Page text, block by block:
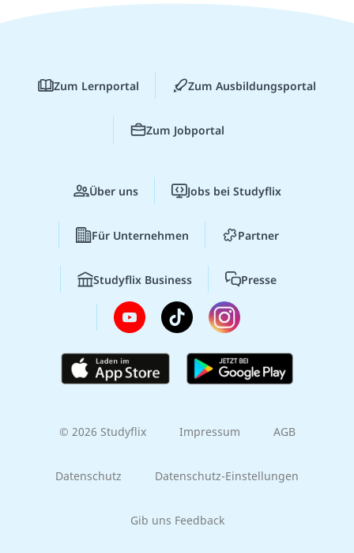
Zum Lernportal Zum Ausbildungsportal
Zum Jobportal
Über uns Jobs bei Studyflix
Für Unternehmen Partner
Studyflix Business Presse
© 2026 Studyflix Impressum AGB
Datenschutz Datenschutz-Einstellungen
Gib uns Feedback